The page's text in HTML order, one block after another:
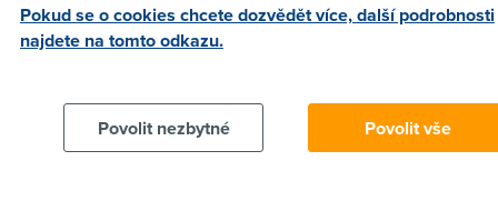
Uris(4.8.2006 14:48:35)
co furt vychvalujou v televizi, že se s tím dá plavat,
surfovat,jezdit na kole a další ty věci. Tak jsem to doma pln
Pokud se o cookies chcete dozvědět více, další podrobnosti
najdete na tomto odkazu.
Povolit nezbytné Povolit vše